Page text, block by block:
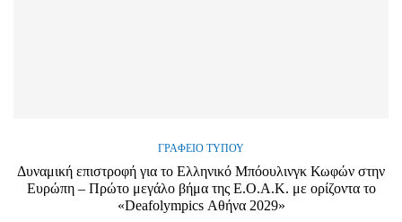
ΓΡΑΦΕΊΟ ΤΎΠΟΥ
Δυναμική επιστροφή για το Ελληνικό Μπόουλινγκ Κωφών στην
Ευρώπη – Πρώτο μεγάλο βήμα της Ε.Ο.Α.Κ. με ορίζοντα το
«Deafolympics Αθήνα 2029»